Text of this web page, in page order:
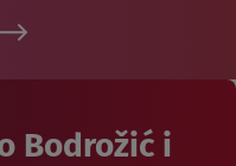
Bodrožić i